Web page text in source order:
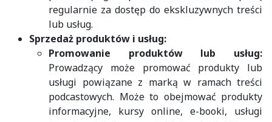
regularnie za dostęp do ekskluzywnych treści
lub usług.
Sprzedaż produktów i usług:
Promowanie produktów lub usług:
Prowadzący może promować produkty lub
usługi powiązane z marką w ramach treści
podcastowych. Może to obejmować produkty
informacyjne, kursy online, e-booki, usługi